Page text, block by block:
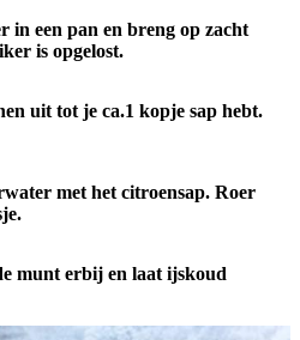
in een pan en breng op zacht
is opgelost.
uit tot je ca.1 kopje sap hebt.
met het citroensap. Roer
munt erbij en laat ijskoud